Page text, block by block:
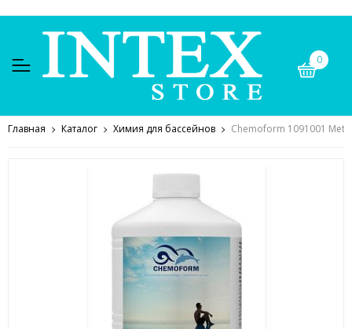
0
Главная Каталог Химия для бассейнов Chemoform 1091001